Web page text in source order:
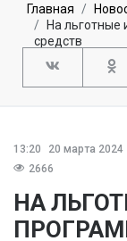
Главная
На
средств
13:20
20 марта 2024
2666
НА